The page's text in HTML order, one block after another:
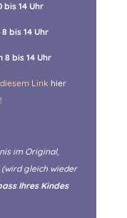
bis 14 Uhr
bis 14 Uhr
8 bis 14 Uhr
Link hier
im Original,
gleich wieder
Ihres Kindes